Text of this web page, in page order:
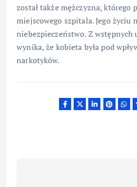
został także mężczyzna, którego
miejscowego szpitala. Jego życiu
niebezpieczeństwo. Z
wynika, że kobieta była pod
narkotyków.